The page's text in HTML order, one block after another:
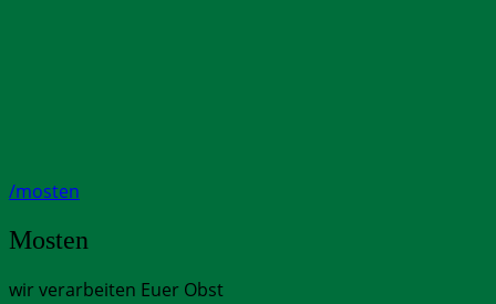
/mosten
Mosten
wir verarbeiten Euer Obst